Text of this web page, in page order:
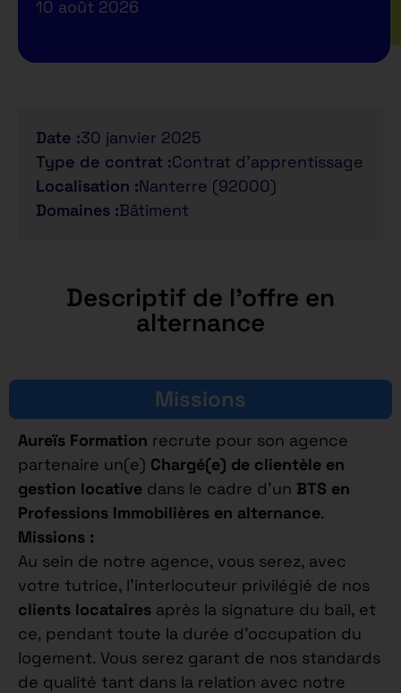
10 août 2026
Date :30 janvier 2025
Type de contrat :Contrat d'apprentissage
Localisation :Nanterre (92000)
Domaines :Bâtiment
Descriptif de l'offre en
alternance
Missions
Aureïs Formation recrute pour son agence
partenaire un(e) Chargé(e) de clientèle en
gestion locative dans le cadre d’un BTS en
Professions Immobilières en alternance.
Missions :
Au sein de notre agence, vous serez, avec
votre tutrice, l’interlocuteur privilégié de nos
clients locataires après la signature du bail, et
ce, pendant toute la durée d’occupation du
logement. Vous serez garant de nos standards
de qualité tant dans la relation avec notre